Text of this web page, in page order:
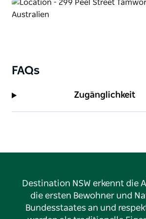
FAQs
Zugänglichkeit
Destination NSW erkennt die
die ersten Bewohner und
Bundesstaates an und